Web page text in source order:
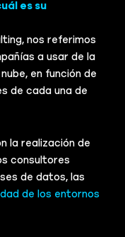
es su
nos referimos
a usar de la
en función de
de cada una de
la realización de
consultores
de datos, las
de los entornos